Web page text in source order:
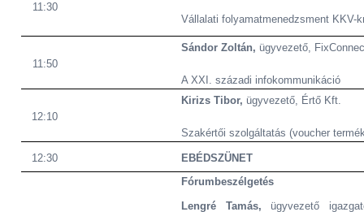
11:30
Vállalati folyamatmenedzsment KKV-
11:50
Sándor Zoltán, ügyvezető,
A XXI. századi infokommunikáció
12:10
Kirizs Tibor, ügyvezető, Értő Kft.
Szakértői szolgáltatás (voucher
12:30 EBÉDSZÜNET
Fórumbeszélgetés
Lengré Tamás, ügyvezető